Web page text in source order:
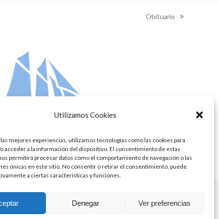
Utilizamos Cookies
mejores experiencias, utilizamos tecnologías como las cookies para
acceder a la información del dispositivo. El consentimiento de estas
permitirá procesar datos como el comportamiento de navegación o las
únicas en este sitio. No consentir o retirar el consentimiento, puede
a ciertas características y funciones.
Denegar Ver preferencias
next
Obituario